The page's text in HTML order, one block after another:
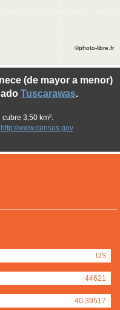
US
44621
40.39517
(de mayor a menor)
Tuscarawas.
3,50 km².
http://www.census.gov
©photo-libre.fr